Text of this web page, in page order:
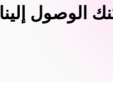
الوصول إلينا